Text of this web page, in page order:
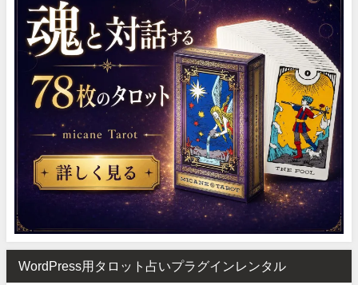
WordPress用タロット占いプラグインレンタル